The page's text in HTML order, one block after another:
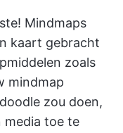
Mindmaps
kaart gebracht
zoals
mindmap
zou doen,
media toe te